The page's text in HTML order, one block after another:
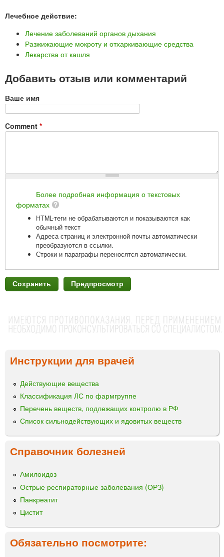
Лечебное действие:
Лечение заболеваний органов дыхания
Разжижающие мокроту и отхаркивающие средства
Лекарства от кашля
Добавить отзыв или комментарий
Ваше имя
Comment *
Более подробная информация о текстовых
форматах
HTML-теги не обрабатываются и показываются как
обычный текст
Адреса страниц и электронной почты автоматически
преобразуются в ссылки.
Строки и параграфы переносятся автоматически.
Инструкции для врачей
Действующие вещества
Классификация ЛС по фармгруппе
Перечень веществ, подлежащих контролю в РФ
Список сильнодействующих и ядовитых веществ
Справочник болезней
Амилоидоз
Острые респираторные заболевания (ОРЗ)
Панкреатит
Цистит
Обязательно посмотрите: